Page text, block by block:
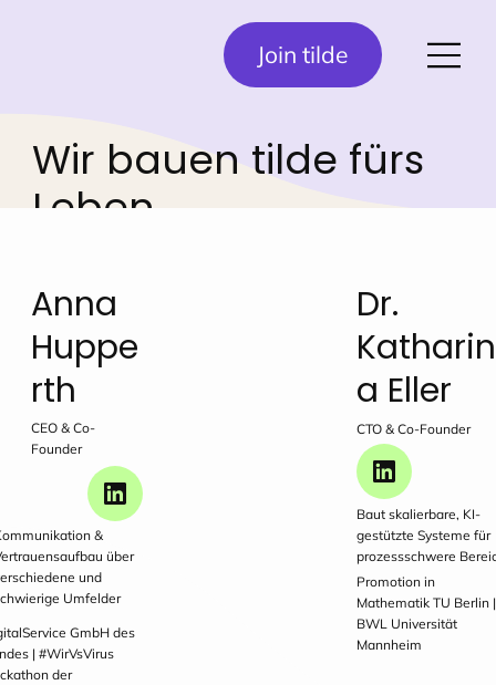
Join tilde
Wir bauen tilde fürs
Leben
Anna
Huppe
rth
CEO & Co-
Founder
&
über
und
Umfelder
GmbH des
| #WirVsVirus
der
Dr.
Katharin
a Eller
CTO & Co-Founder
Baut skalierbare, KI-
gestützte Systeme für
prozessschwere
Promotion in
Mathematik TU Berlin |
BWL Universität
Mannheim